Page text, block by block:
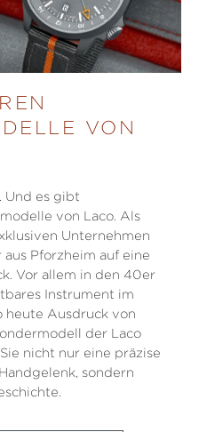
VON
Und es gibt
von Laco. Als
Unternehmen
Pforzheim auf eine
Vor allem in den 40er
Instrument im
heute Ausdruck von
der Laco
nicht nur eine präzise
sondern